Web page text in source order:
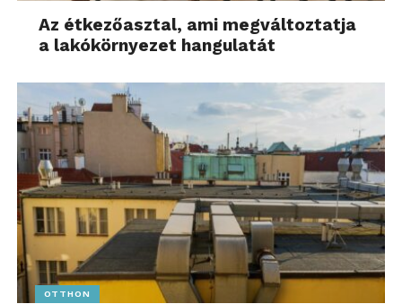
Az étkezőasztal, ami megváltoztatja
a lakókörnyezet hangulatát
OTTHON